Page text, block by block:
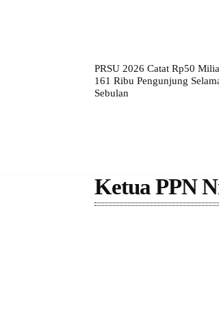
PRSU 2026 Catat Rp50
161 Ribu Pengunjung
Sebulan
Ketua PPN